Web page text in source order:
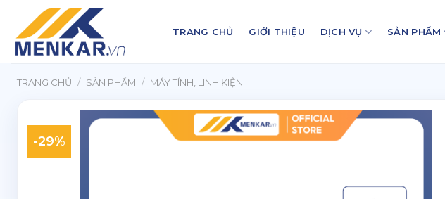
dung
TRANG CHỦ GIỚI THIỆU DỊCH VỤ SẢN PHẨM
TRANG CHỦ / SẢN PHẨM / MÁY TÍNH, LINH KIỆN
-29%